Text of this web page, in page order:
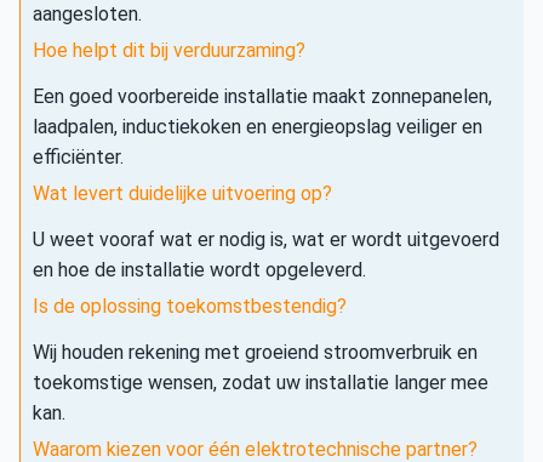
aangesloten.
Hoe helpt dit bij verduurzaming?
Een goed voorbereide installatie maakt zonnepanelen,
laadpalen, inductiekoken en energieopslag veiliger en
efficiënter.
Wat levert duidelijke uitvoering op?
U weet vooraf wat er nodig is, wat er wordt uitgevoerd
en hoe de installatie wordt opgeleverd.
Is de oplossing toekomstbestendig?
Wij houden rekening met groeiend stroomverbruik en
toekomstige wensen, zodat uw installatie langer mee
kan.
Waarom kiezen voor één elektrotechnische partner?